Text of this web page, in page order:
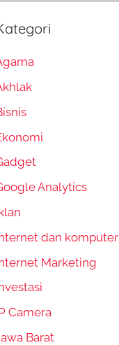
Analytics
dan komputer
Marketing
Camera
Barat